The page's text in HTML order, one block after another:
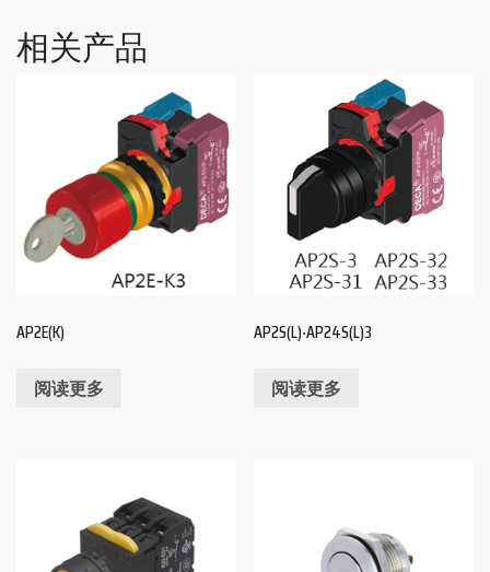
相关产品
AP2E(K)
阅读更多
AP2S(L)‧AP24S(L)3
阅读更多